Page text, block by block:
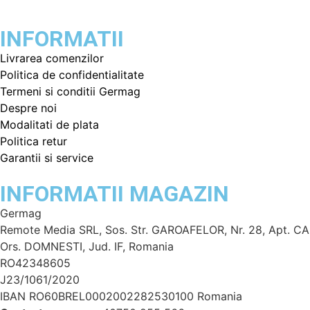
INFORMATII
Livrarea comenzilor
Politica de confidentialitate
Termeni si conditii Germag
Despre noi
Modalitati de plata
Politica retur
Garantii si service
INFORMATII MAGAZIN
Germag
Remote Media SRL, Sos. Str. GAROAFELOR, Nr. 28, Apt.
Ors. DOMNESTI, Jud. IF, Romania
RO42348605
J23/1061/2020
IBAN RO60BREL0002002282530100 Romania